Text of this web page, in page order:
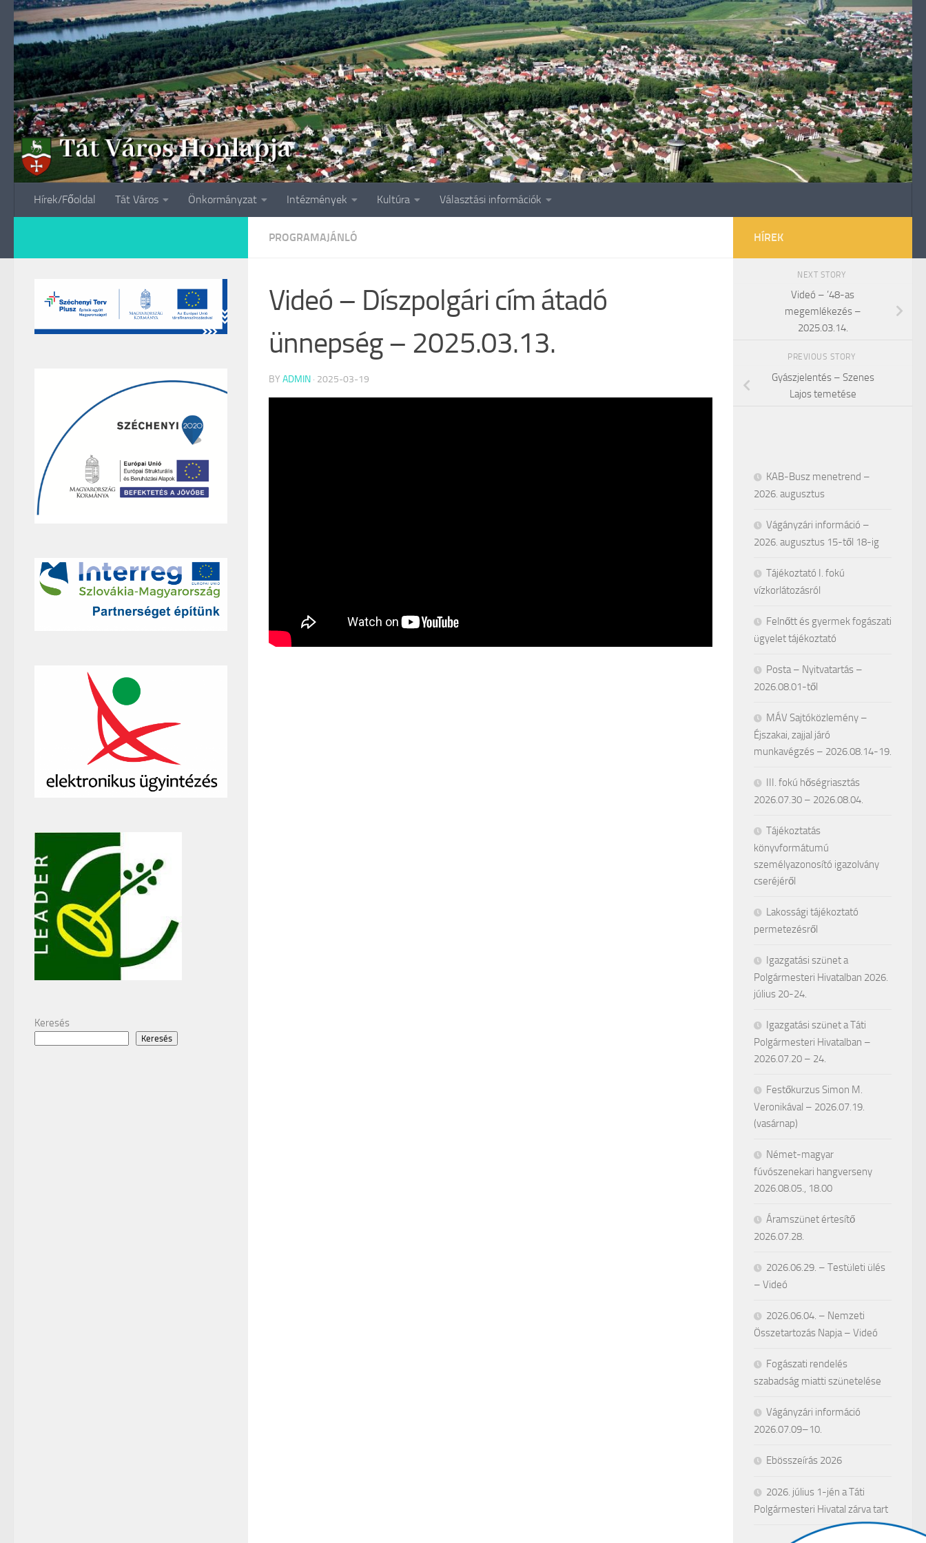
Skip to content
Hírek/Főoldal Tát Város Önkormányzat Intézmények Kultúra Választási információk
PROGRAMAJÁNLÓ
Videó – Díszpolgári cím átadó
ünnepség – 2025.03.13.
BY ADMIN · 2025-03-19
Keresés
Keresés
HÍREK
NEXT STORY
Videó – ’48-as
megemlékezés –
2025.03.14.
PREVIOUS STORY
Gyászjelentés – Szenes
Lajos temetése
KAB-Busz menetrend –
2026. augusztus
Vágányzári információ –
2026. augusztus 15-től 18-ig
Tájékoztató I. fokú
vízkorlátozásról
Felnőtt és gyermek fogászati
ügyelet tájékoztató
Posta – Nyitvatartás –
2026.08.01-től
MÁV Sajtóközlemény –
Éjszakai, zajjal járó
munkavégzés – 2026.08.14-19.
III. fokú hőségriasztás
2026.07.30 – 2026.08.04.
Tájékoztatás
könyvformátumú
személyazonosító igazolvány
cseréjéről
Lakossági tájékoztató
permetezésről
Igazgatási szünet a
Polgármesteri Hivatalban 2026.
július 20-24.
Igazgatási szünet a Táti
Polgármesteri Hivatalban –
2026.07.20 – 24.
Festőkurzus Simon M.
Veronikával – 2026.07.19.
(vasárnap)
Német-magyar
fúvószenekari hangverseny
2026.08.05., 18.00
Áramszünet értesítő
2026.07.28.
2026.06.29. – Testületi ülés
– Videó
2026.06.04. – Nemzeti
Összetartozás Napja – Videó
Fogászati rendelés
szabadság miatti szünetelése
Vágányzári információ
2026.07.09–10.
Ebösszeírás 2026
2026. július 1-jén a Táti
Polgármesteri Hivatal zárva tart